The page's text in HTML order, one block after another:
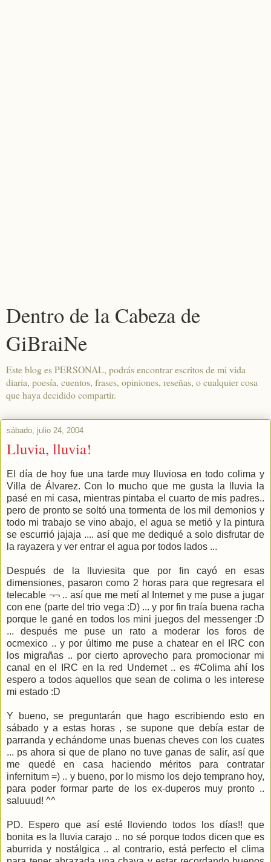
Dentro de la Cabeza de
GiBraiNe
Este blog es PERSONAL, podrás encontrar escritos de mi vida
diaria, poesía, cuentos, frases, opiniones, reseñas, o cualquier cosa
que haya decidido compartir.
sábado, julio 24, 2004
Lluvia, lluvia!
El día de hoy fue una tarde muy lluviosa en todo colima y
Villa de Álvarez. Con lo mucho que me gusta la lluvia la
pasé en mi casa, mientras pintaba el cuarto de mis padres..
pero de pronto se soltó una tormenta de los mil demonios y
todo mi trabajo se vino abajo, el agua se metió y la pintura
se escurrió jajaja .... así que me dediqué a solo disfrutar de
la rayazera y ver entrar el agua por todos lados ...
Después de la lluviesita que por fin cayó en esas
dimensiones, pasaron como 2 horas para que regresara el
telecable ¬¬ .. así que me metí al Internet y me puse a jugar
con ene (parte del trio vega :D) ... y por fin traía buena racha
porque le gané en todos los mini juegos del messenger :D
... después me puse un rato a moderar los foros de
ocmexico .. y por último me puse a chatear en el IRC con
los migrañas .. por cierto aprovecho para promocionar mi
canal en el IRC en la red Undernet .. es #Colima ahí los
espero a todos aquellos que sean de colima o les interese
mi estado :D
Y bueno, se preguntarán que hago escribiendo esto en
sábado y a estas horas , se supone que debía estar de
parranda y echándome unas buenas cheves con los cuates
... ps ahora si que de plano no tuve ganas de salir, así que
me quedé en casa haciendo méritos para contratar
infernitum =) .. y bueno, por lo mismo los dejo temprano hoy,
para poder formar parte de los ex-duperos muy pronto ..
saluuud! ^^
PD. Espero que así esté lloviendo todos los días!! que
bonita es la lluvia carajo .. no sé porque todos dicen que es
aburrida y nostálgica .. al contrario, está perfecto el clima